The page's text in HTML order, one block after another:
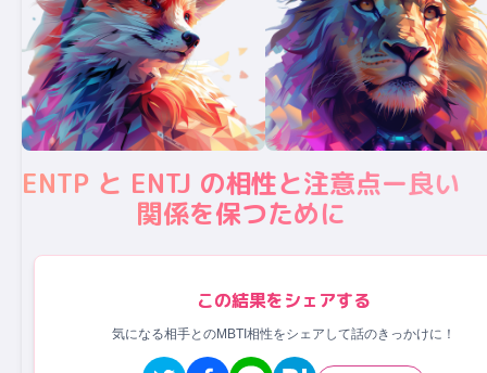
ENTP と ENTJ の相性と注意点ー良い
関係を保つために
この結果をシェアする
気になる相手とのMBTI相性をシェアして話のきっかけに！